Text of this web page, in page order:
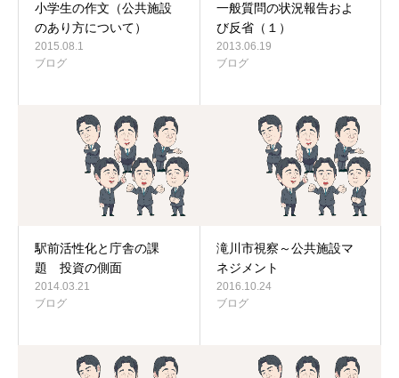
小学生の作文（公共施設
のあり方について）
2015.08.1
ブログ
一般質問の状況報告およ
び反省（１）
2013.06.19
ブログ
駅前活性化と庁舎の課
題 投資の側面
2014.03.21
ブログ
滝川市視察～公共施設マ
ネジメント
2016.10.24
ブログ